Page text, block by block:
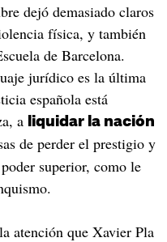
dejó demasiado claros
física, y también
de Barcelona.
jurídico es la última
española está
a
liquidar la nación
de perder el prestigio y
superior, como le
atención que Xavier Pla